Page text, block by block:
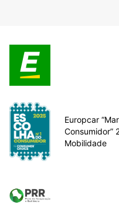
Europcar
Consumidor”
Mobilidade